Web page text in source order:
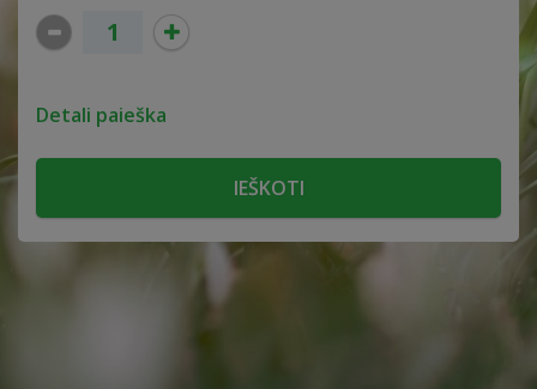
Detali paieška